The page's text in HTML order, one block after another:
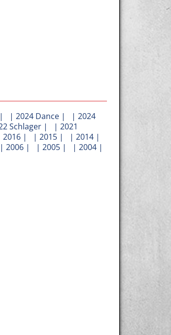
| | 2024 Dance | | 2024
Schlager | | 2021
2016 | | 2015 | | 2014 |
2006 | | 2005 | | 2004 |